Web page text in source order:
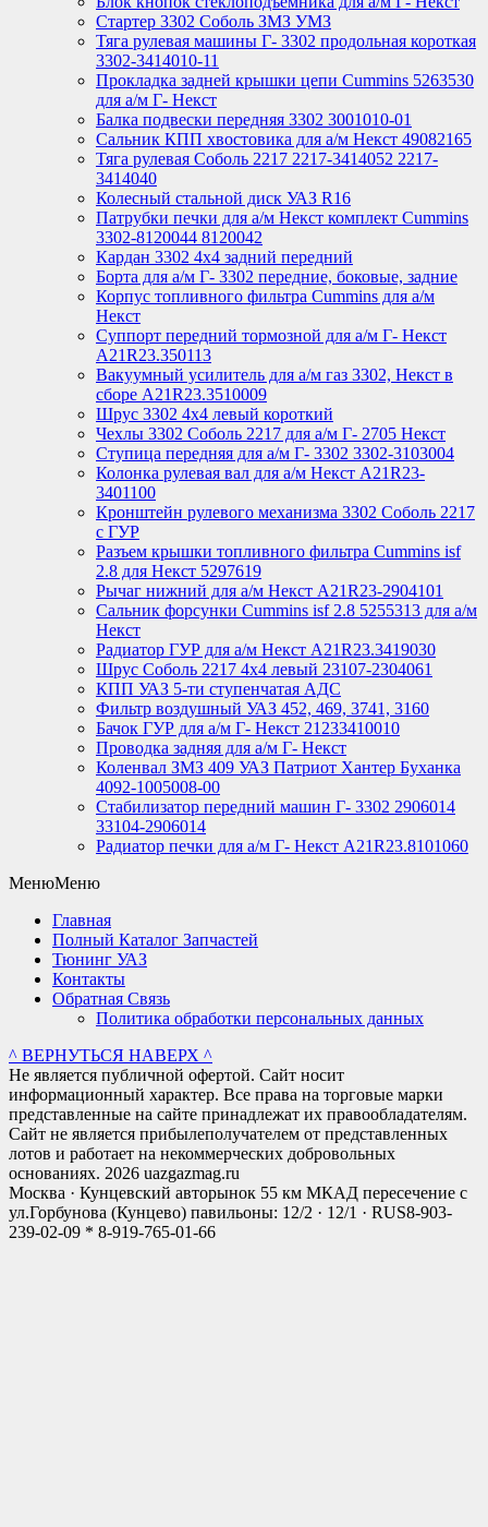
Стартер 3302 Соболь ЗМЗ УМЗ
Тяга рулевая машины Г- 3302 продольная короткая
3302-3414010-11
Прокладка задней крышки цепи Cummins 5263530
для а/м Г- Некст
Балка подвески передняя 3302 3001010-01
Сальник КПП хвостовика для а/м Некст 49082165
Тяга рулевая Соболь 2217 2217-3414052 2217-
3414040
Колесный стальной диск УАЗ R16
Патрубки печки для а/м Некст комплект Cummins
3302-8120044 8120042
Кардан 3302 4х4 задний передний
Борта для а/м Г- 3302 передние, боковые, задние
Корпус топливного фильтра Cummins для а/м
Некст
Суппорт передний тормозной для а/м Г- Некст
А21R23.350113
Вакуумный усилитель для а/м газ 3302, Некст в
сборе A21R23.3510009
Шрус 3302 4х4 левый короткий
Чехлы 3302 Соболь 2217 для а/м Г- 2705 Некст
Ступица передняя для а/м Г- 3302 3302-3103004
Колонка рулевая вал для а/м Некст A21R23-
3401100
Кронштейн рулевого механизма 3302 Соболь 2217
с ГУР
Разъем крышки топливного фильтра Cummins isf
2.8 для Некст 5297619
Рычаг нижний для а/м Некст А21R23-2904101
Сальник форсунки Cummins isf 2.8 5255313 для а/м
Некст
Радиатор ГУР для а/м Некст A21R23.3419030
Шрус Соболь 2217 4х4 левый 23107-2304061
КПП УАЗ 5-ти ступенчатая АДС
Фильтр воздушный УАЗ 452, 469, 3741, 3160
Бачок ГУР для а/м Г- Некст 21233410010
Проводка задняя для а/м Г- Некст
Коленвал ЗМЗ 409 УАЗ Патриот Хантер Буханка
4092-1005008-00
Стабилизатор передний машин Г- 3302 2906014
33104-2906014
Радиатор печки для а/м Г- Некст А21R23.8101060
МенюМеню
Главная
Полный Каталог Запчастей
Тюнинг УАЗ
Контакты
Обратная Связь
Политика обработки персональных данных
^ ВЕРНУТЬСЯ НАВЕРХ ^
Не является публичной офертой. Сайт носит
информационный характер. Все права на торговые марки
представленные на сайте принадлежат их правообладателям.
Сайт не является прибылеполучателем от представленных
лотов и работает на некоммерческих добровольных
основаниях. 2026 uazgazmag.ru
Москва · Кунцевский авторынок 55 км МКАД пересечение с
ул.Горбунова (Кунцево) павильоны: 12/2 · 12/1 · RUS8-903-
239-02-09 * 8-919-765-01-66